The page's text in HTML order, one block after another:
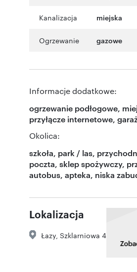
Kanalizacja miejska
Ogrzewanie gazowe
Informacje dodatkowe:
ogrzewanie podłogowe,
przyłącze internetowe,
Okolica:
szkoła, park / las,
poczta, sklep spożywczy,
autobus, apteka, niska
Lokalizacja
Łazy Szklarniowa 4